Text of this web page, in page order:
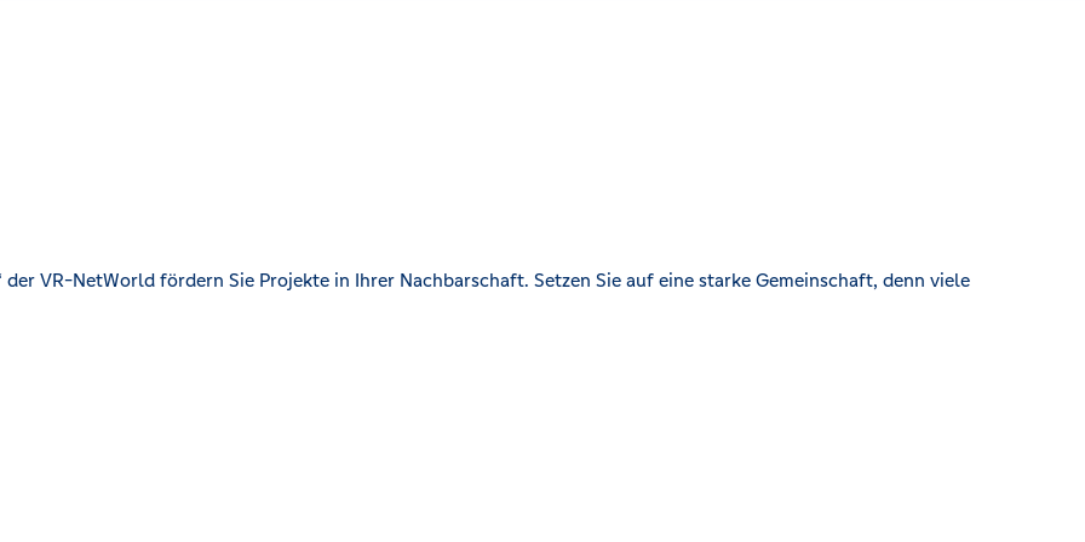
VR-NetWorld fördern Sie Projekte in Ihrer Nachbarschaft. Setzen Sie auf eine starke Gemeinschaft, denn viele